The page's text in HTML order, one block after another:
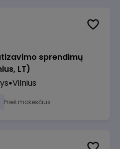
sprendimų
LT)
Vilnius
Prieš mokesčius